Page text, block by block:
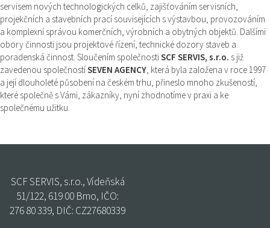
servisem nových technologických celků, zajišťováním servisních,
projekčních a stavebních prací souvisejících s výstavbou, provozováním
a komplexní správou komerčních, výrobních a obytných objektů. Dalšími
obory činnosti jsou projektové řízení, technické dozory staveb a
poradenská činnost. Sloučením společnostiSCF SERVIS, s.r.o. s již
zavedenou společnostíSEVEN AGENCY, která byla založena v roce 1997
a její dlouholeté působení na českém trhu, přineslo mnoho zkušeností,
které společně s Vámi, zákazníky, nyní zhodnotíme v praxi a ke
společnému užitku.
SCF SERVIS, s.r.o., Vídeňská
51/122, 619 00 Brno, IČO:
276 80 339, DIČ: CZ27680339